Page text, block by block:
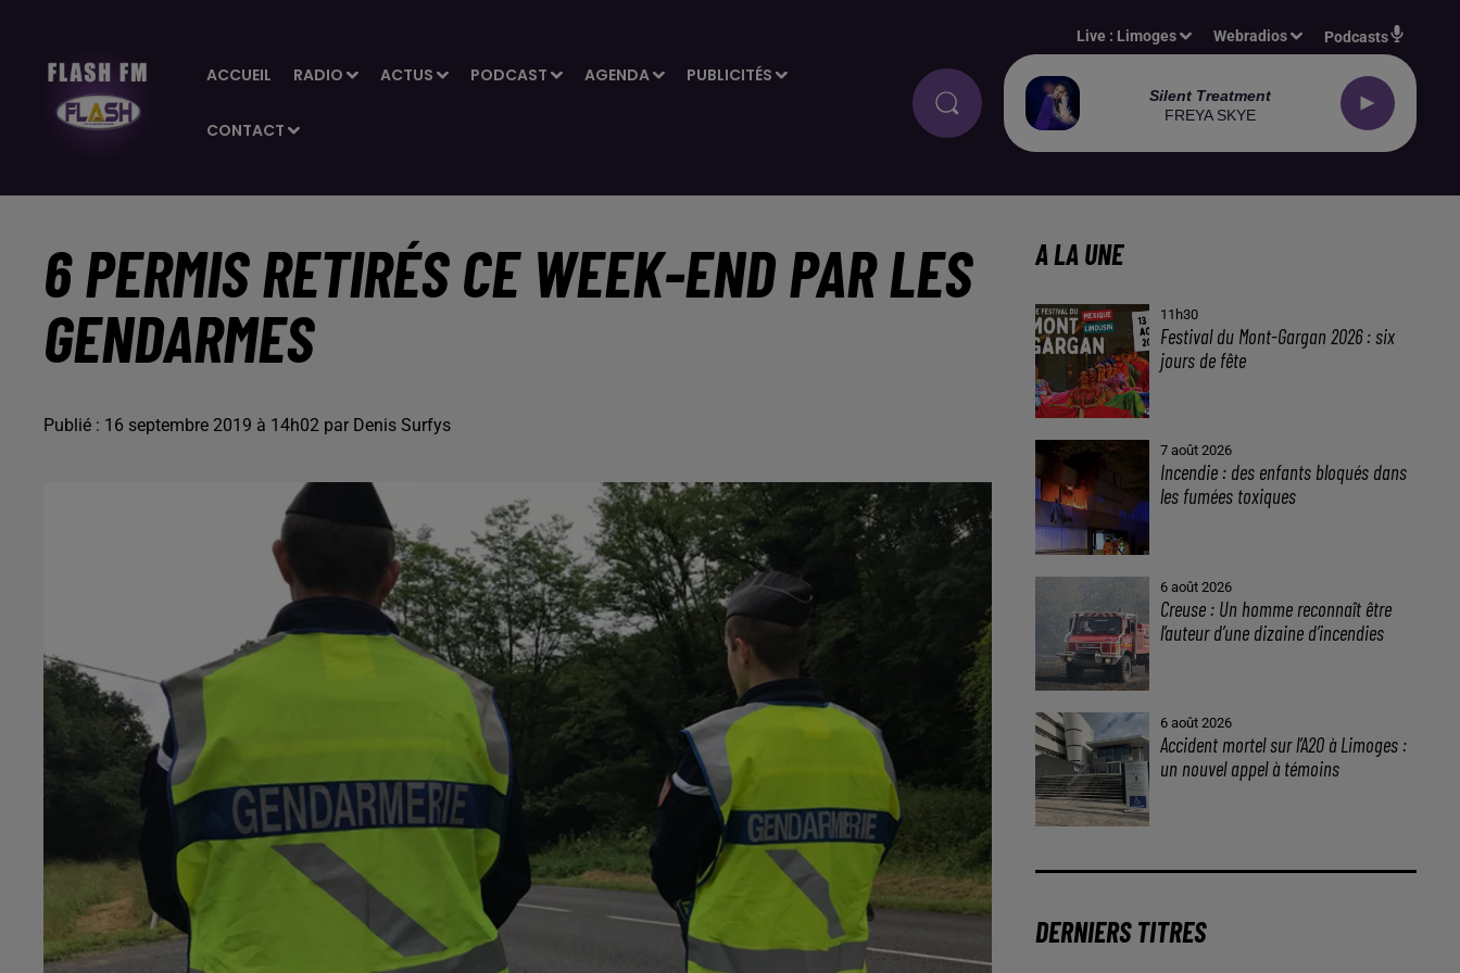
ACCUEIL RADIO ACTUS PODCAST AGENDA PUBLICITÉS
CONTACT
Live : Limoges Webradios Podcasts
Silent Treatment
FREYA SKYE
6 PERMIS RETIRÉS CE WEEK-END PAR LES
GENDARMES
Publié : 16 septembre 2019 à 14h02 par Denis Surfys
A LA UNE
11h30
Festival du Mont-Gargan 2026 : six
jours de fête
7 août 2026
Incendie : des enfants bloqués dans
les fumées toxiques
6 août 2026
Creuse : Un homme reconnaît être
l’auteur d’une dizaine d’incendies
6 août 2026
Accident mortel sur l’A20 à Limoges :
un nouvel appel à témoins
DERNIERS TITRES